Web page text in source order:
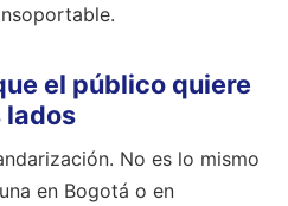
el público quiere
lados
No es lo mismo
en Bogotá o en